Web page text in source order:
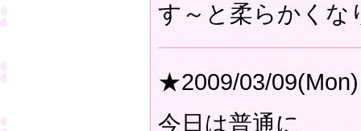
す～と柔らかくな
★2009/03/09(Mon)
今日は普通に